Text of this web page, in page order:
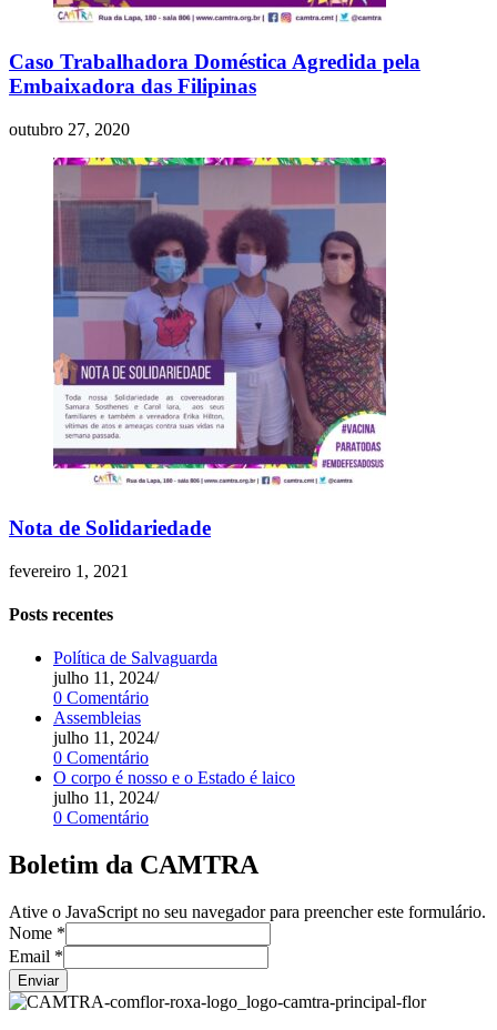
Caso Trabalhadora Doméstica Agredida pela
Embaixadora das Filipinas
outubro 27, 2020
Nota de Solidariedade
fevereiro 1, 2021
Posts recentes
Política de Salvaguarda
julho 11, 2024/
0 Comentário
Assembleias
julho 11, 2024/
0 Comentário
O corpo é nosso e o Estado é laico
julho 11, 2024/
0 Comentário
Boletim da CAMTRA
Ative o JavaScript no seu navegador para preencher este formulário.
Nome *
Email *
Enviar